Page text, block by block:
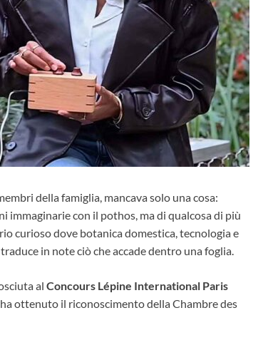
della famiglia, mancava solo una cosa:
immaginarie con il pothos, ma di qualcosa di più
curioso dove botanica domestica, tecnologia e
in note ciò che accade dentro una foglia.
al Concours Lépine International Paris
ottenuto il riconoscimento della Chambre des